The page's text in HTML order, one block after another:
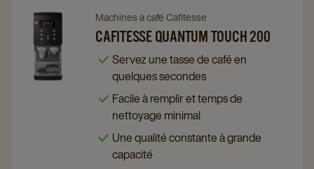
Navigate
Cafitesse
Quantum
Navigate
to
Cafitesse
Quantum
Touch
200
details
page
Machines à café Cafitesse
CAFITESSE QUANTUM TOUCH 200
Servez une tasse de café en
quelques secondes
Facile à remplir et temps de
nettoyage minimal
Une qualité constante à grande
capacité